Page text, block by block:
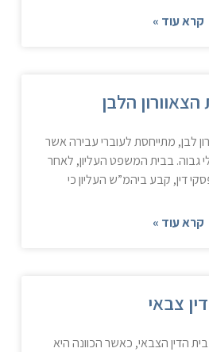
קרא עוד »
הצאוורון הלבן
לבן, מתייחסת לעוברי עבירה אשר
גבוה. בבית המשפט העליון, לאחר
דין, קבע ביהמ”ש העליון כי
קרא עוד »
דין צבאי
הדין הצבאי, כאשר הכוונה היא